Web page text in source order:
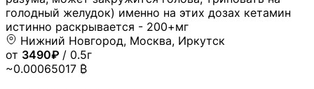
голодный желудок) именно на этих дозах кетамин
истинно раскрывается - 200+мг
Нижний Новгород, Москва, Иркутск
от 3490₽ / 0.5г
~0.00065017 ₿